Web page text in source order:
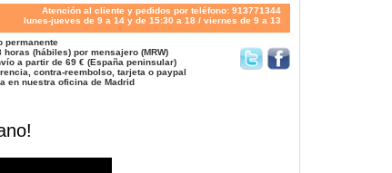
Atención al cliente y pedidos por teléfono: 913771344
lunes-jueves de 9 a 14 y de 15:30 a 18 / viernes de 9 a 13
permanente
horas (hábiles) por mensajero (MRW)
a partir de 69 € (España peninsular)
contra-reembolso, tarjeta o paypal
en nuestra oficina de Madrid